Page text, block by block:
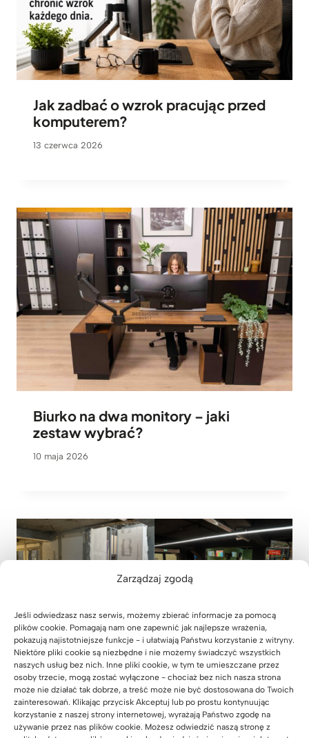
Zarządzaj zgodą
Jeśli odwiedzasz nasz serwis, możemy zbierać informacje za pomocą
plików cookie. Pomagają nam one zapewnić jak najlepsze wrażenia,
pokazują najistotniejsze funkcje - i ułatwiają Państwu korzystanie z witryny.
Niektóre pliki cookie są niezbędne i nie możemy świadczyć wszystkich
naszych usług bez nich. Inne pliki cookie, w tym te umieszczane przez
osoby trzecie, mogą zostać wyłączone - chociaż bez nich nasza strona
może nie działać tak dobrze, a treść może nie być dostosowana do Twoich
zainteresowań. Klikając przycisk Akceptuj lub po prostu kontynuując
korzystanie z naszej strony internetowej, wyrażają Państwo zgodę na
używanie przez nas plików cookie. Możesz odwiedzić naszą stronę z
Jak zadbać o wzrok pracując przed
komputerem?
13 czerwca 2026
Biurko na dwa monitory – jaki
zestaw wybrać?
10 maja 2026
Od pustej hali do miejsca pełnego